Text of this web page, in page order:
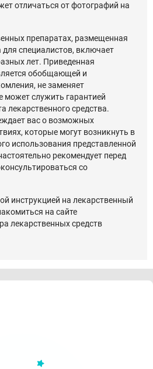
отличаться от фотографий на
препаратах, размещенная
для специалистов, включает
лет. Приведенная
обобщающей и
не заменяет
может служить гарантией
лекарственного средства.
вас о возможных
которые могут возникнуть в
использования представленной
рекомендует перед
со
инструкцией на лекарственный
на сайте
лекарственных средств